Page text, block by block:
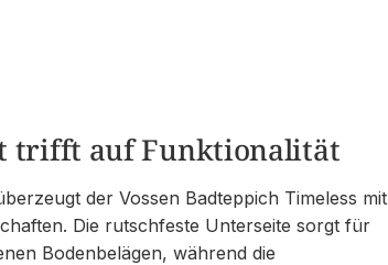
trifft auf Funktionalität
der Vossen Badteppich Timeless mit
Die rutschfeste Unterseite sorgt für
Bodenbelägen, während die